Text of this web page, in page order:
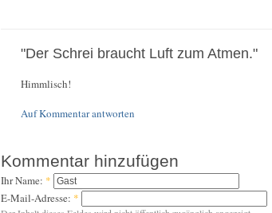
"Der Schrei braucht Luft zum Atmen."
Himmlisch!
Auf Kommentar antworten
Kommentar hinzufügen
Ihr Name: *
E-Mail-Adresse: *